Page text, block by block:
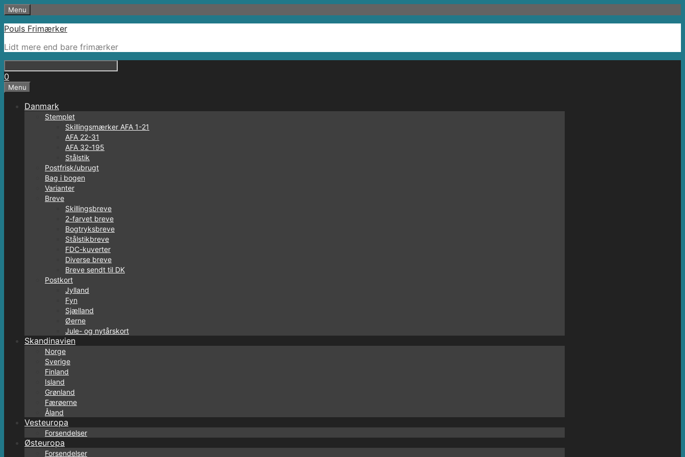
Hop
indhold
Menu
Pouls Frimærker
Lidt mere end bare frimærker
0
Menu
Danmark
Stemplet
Skillingsmærker AFA 1-21
AFA 22-31
AFA 32-195
Stålstik
Postfrisk/ubrugt
Bag i bogen
Varianter
Breve
Skillingsbreve
2-farvet breve
Bogtryksbreve
Stålstikbreve
FDC-kuverter
Diverse breve
Breve sendt til DK
Postkort
Jylland
Fyn
Sjælland
Øerne
Jule- og nytårskort
Skandinavien
Norge
Sverige
Finland
Island
Grønland
Færøerne
Åland
Vesteuropa
Forsendelser
Østeuropa
Forsendelser